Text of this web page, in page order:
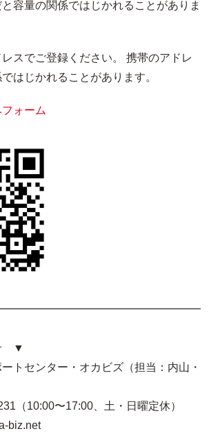
容量の関係ではじかれることがありま
スでご登録ください。 携帯のアドレ
はじかれることがあります。
ォーム
▼
トセンター・オカビズ（担当：内山・
（10:00〜17:00、土・日曜定休）
biz.net